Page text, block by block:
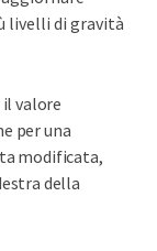
livelli di gravità
valore
per una
modificata,
della